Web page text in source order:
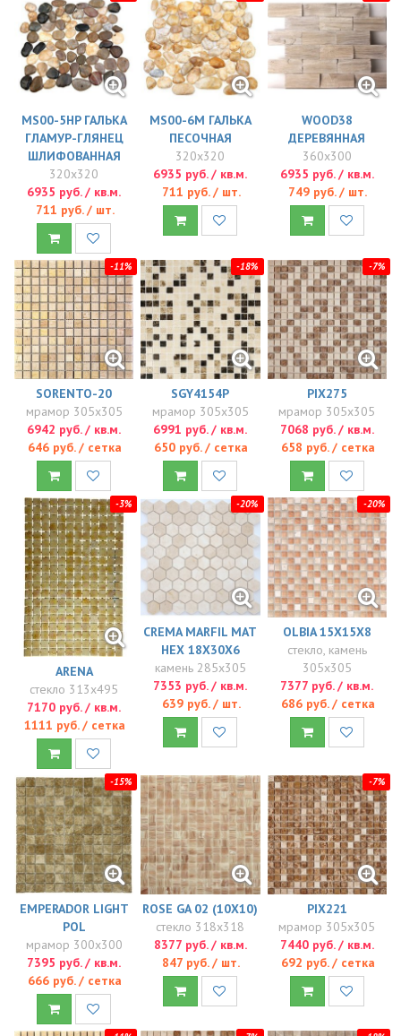
MS00-5HP ГАЛЬКА
ГЛАМУР-ГЛЯНЕЦ
ШЛИФОВАННАЯ
320x320
6935 руб. / кв.м.
711 руб. / шт.
MS00-6М ГАЛЬКА
ПЕСОЧНАЯ
320x320
6935 руб. / кв.м.
711 руб. / шт.
WOOD38
ДЕРЕВЯННАЯ
360x300
6935 руб. / кв.м.
749 руб. / шт.
-11%
SORENTO-20
мрамор 305x305
6942 руб. / кв.м.
646 руб. / сетка
-18%
SGY4154P
мрамор 305x305
6991 руб. / кв.м.
650 руб. / сетка
-7%
PIX275
мрамор 305x305
7068 руб. / кв.м.
658 руб. / сетка
-3%
ARENA
стекло 313x495
7170 руб. / кв.м.
1111 руб. / сетка
-20%
CREMA MARFIL MAT
HEX 18X30X6
камень 285x305
7353 руб. / кв.м.
639 руб. / шт.
-20%
OLBIA 15X15X8
стекло, камень
305x305
7377 руб. / кв.м.
686 руб. / сетка
-15%
EMPERADOR LIGHT
POL
мрамор 300x300
7395 руб. / кв.м.
666 руб. / сетка
ROSE GA 02 (10X10)
стекло 318x318
8377 руб. / кв.м.
847 руб. / шт.
-7%
PIX221
мрамор 305x305
7440 руб. / кв.м.
692 руб. / сетка